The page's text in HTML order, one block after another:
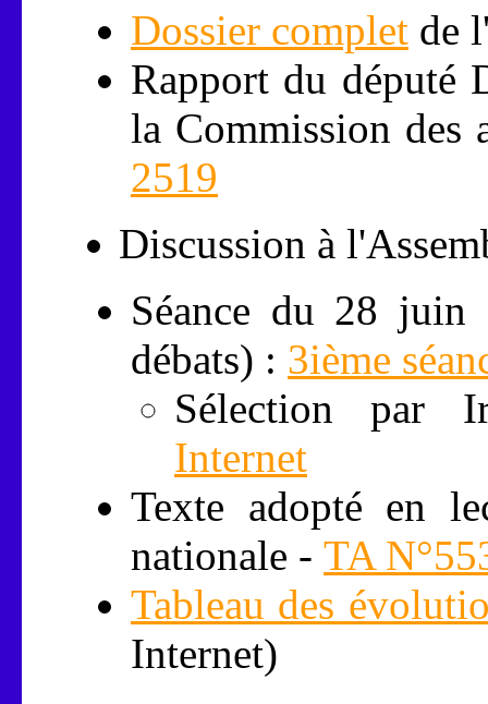
Dossier complet de
Rapport du député
la Commission
2519
Discussion à
Séance du 28 juin
débats) : 3ième
Sélection par
Internet
Texte adopté en
nationale - TA
Tableau des
Internet)